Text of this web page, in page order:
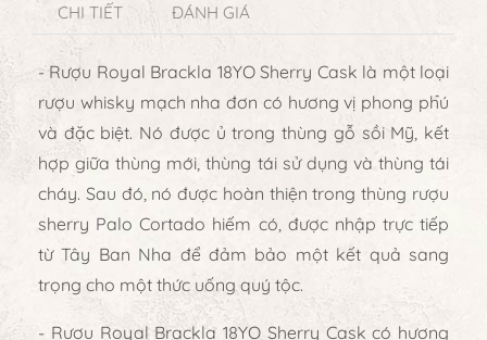
CHI TIẾT ĐÁNH GIÁ
- Rượu Royal Brackla 18YO Sherry Cask là một loại
rượu whisky mạch nha đơn có hương vị phong phú
và đặc biệt. Nó được ủ trong thùng gỗ sồi Mỹ, kết
hợp giữa thùng mới, thùng tái sử dụng và thùng tái
cháy. Sau đó, nó được hoàn thiện trong thùng rượu
sherry Palo Cortado hiếm có, được nhập trực tiếp
từ Tây Ban Nha để đảm bảo một kết quả sang
trọng cho một thức uống quý tộc.
- Rượu Royal Brackla 18YO Sherry Cask có hương